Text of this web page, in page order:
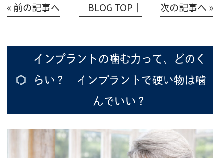
« 前の記事へ │BLOG TOP│ 次の記事へ »
インプラントの噛む力って、どのく
らい？ インプラントで硬い物は噛
んでいい？